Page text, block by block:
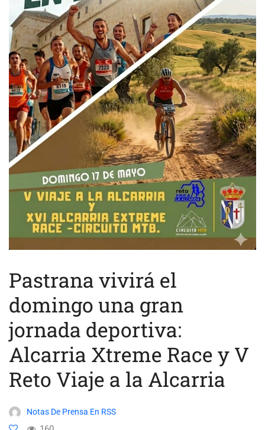
Pastrana vivirá el
domingo una gran
jornada deportiva:
Alcarria Xtreme Race y V
Reto Viaje a la Alcarria
Notas De Prensa En RSS